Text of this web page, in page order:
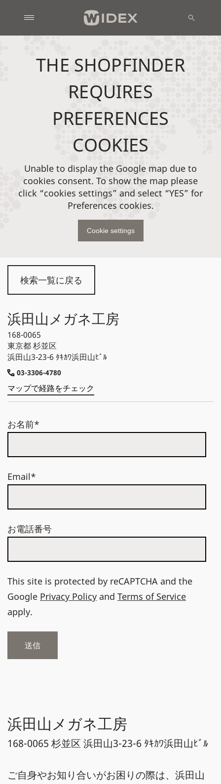
検索一覧に戻る
浜田山メガネ工房
168-0065
東京都杉並区
浜田山3-23-6 ﾀｷｶﾜ浜田山ﾋﾞﾙ
03-3306-4780
マップで経路をチェック
お名前*
Email*
お電話番号
This site is protected by reCAPTCHA and the
Google Privacy Policy and Terms of Service
apply.
浜田山メガネ工房
168-0065 杉並区 浜田山3-23-6 ﾀｷｶﾜ浜田山ﾋﾞﾙ
ご自身やお知り合いがお困りの際は、浜田山
THE SHOPFINDER
REQUIRES
PREFERENCES
COOKIES
Unable to display the Google map due to
cookies consent. To show the map please
click “cookies settings” and select “YES” for
Preferences cookies.
Cookie settings